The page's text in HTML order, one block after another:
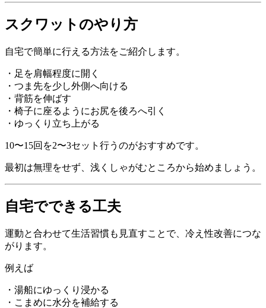
スクワットのやり方
自宅で簡単に行える方法をご紹介します。
・足を肩幅程度に開く
・つま先を少し外側へ向ける
・背筋を伸ばす
・椅子に座るようにお尻を後ろへ引く
・ゆっくり立ち上がる
10〜15回を2〜3セット行うのがおすすめです。
最初は無理をせず、浅くしゃがむところから始めましょう。
自宅でできる工夫
運動と合わせて生活習慣も見直すことで、冷え性改善につな
がります。
例えば
・湯船にゆっくり浸かる
・こまめに水分を補給する